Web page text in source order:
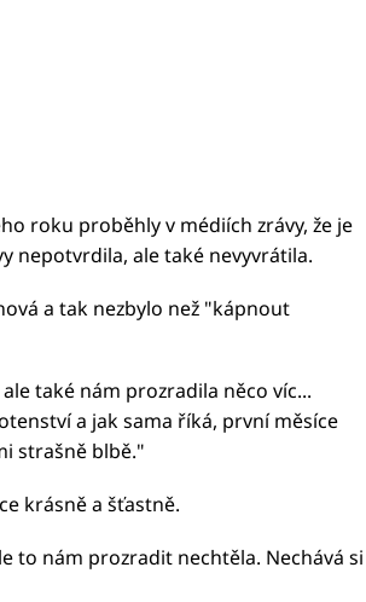
roku proběhly v médiích zrávy, že je
nepotvrdila, ale také nevyvrátila.
a tak nezbylo než "kápnout
také nám prozradila něco víc...
a jak sama říká, první měsíce
strašně blbě."
krásně a šťastně.
to nám prozradit nechtěla. Nechává si